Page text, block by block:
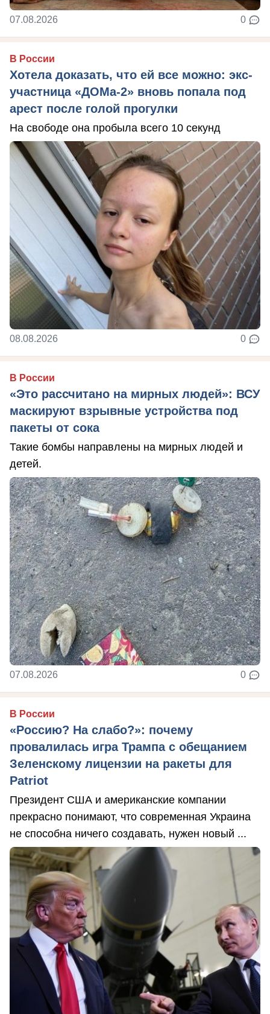
07.08.2026 0
В России
Хотела доказать, что ей все можно: экс-
участница «ДОМа-2» вновь попала под
арест после голой прогулки
На свободе она пробыла всего 10 секунд
08.08.2026 0
В России
«Это рассчитано на мирных людей»: ВСУ
маскируют взрывные устройства под
пакеты от сока
Такие бомбы направлены на мирных людей и
детей.
07.08.2026 0
В России
«Россию? На слабо?»: почему
провалилась игра Трампа с обещанием
Зеленскому лицензии на ракеты для
Patriot
Президент США и американские компании
прекрасно понимают, что современная Украина
не способна ничего создавать, нужен новый ...